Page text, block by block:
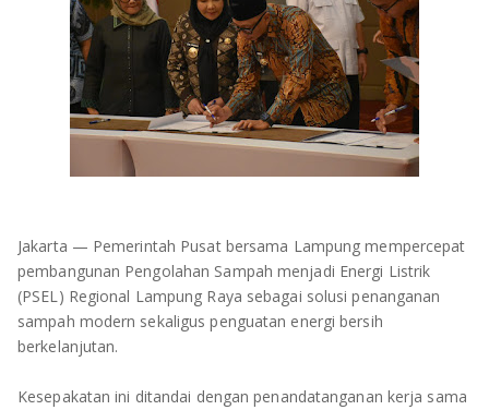
BANDAR LAMPUNG
METRO
LAMPUNG TENGAH
LAMPUNG UTARA
LAMPUNG BARAT
LAMPUNG SELATAN
WISATA
OLAHRAGA
ADVETORIAL
Jakarta — Pemerintah Pusat bersama Lampung mempercepat
pembangunan Pengolahan Sampah menjadi Energi Listrik
(PSEL) Regional Lampung Raya sebagai solusi penanganan
sampah modern sekaligus penguatan energi bersih
berkelanjutan.
Kesepakatan ini ditandai dengan penandatanganan kerja sama